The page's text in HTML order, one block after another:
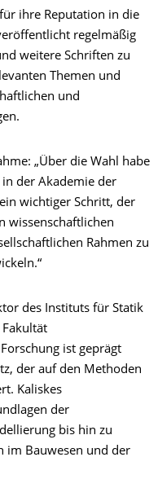
ihre Reputation in die
regelmäßig
weitere Schriften zu
Themen und
und
„Über die Wahl habe
der Akademie der
wichtiger Schritt, der
wissenschaftlichen
Rahmen zu
des Instituts für Statik
ist geprägt
der auf den Methoden
Kaliskes
der
bis hin zu
im Bauwesen und der